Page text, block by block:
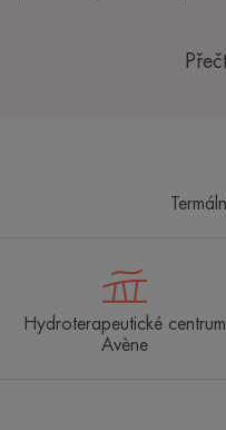
Hydroterapeutické centrum
Avène